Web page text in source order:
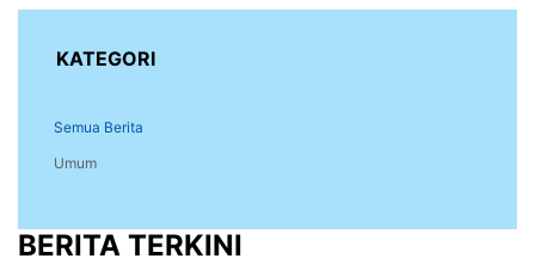
KATEGORI
Semua Berita
Umum
BERITA TERKINI